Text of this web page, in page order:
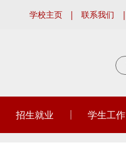
学校主页 | 联系我们 |
招生就业 学生工作